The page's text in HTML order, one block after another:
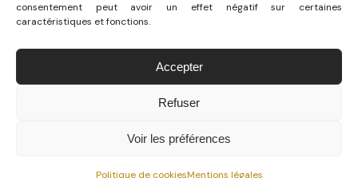
consentement peut avoir un effet négatif sur certaines
caractéristiques et fonctions.
Accepter
Refuser
Voir les préférences
Politique de cookiesMentions légales
Cookies